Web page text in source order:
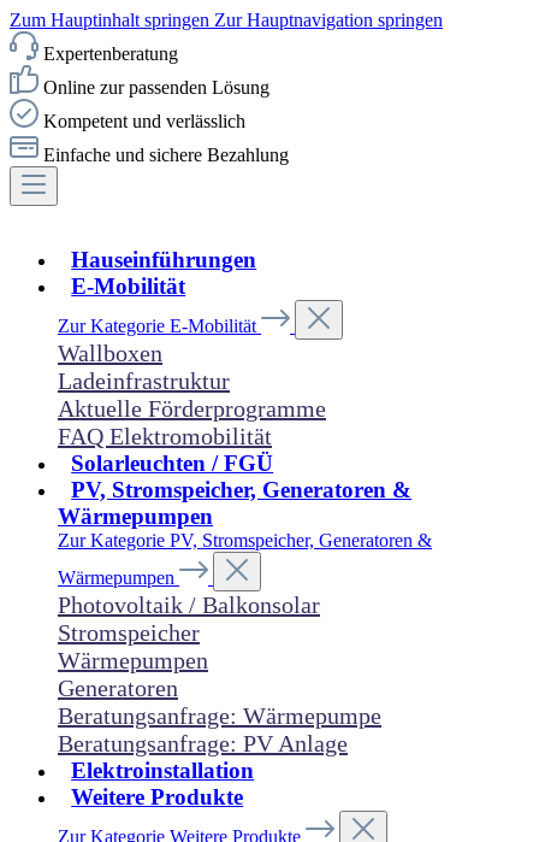
Zum Hauptinhalt springen Zur Hauptnavigation springen
Expertenberatung
Online zur passenden Lösung
Kompetent und verlässlich
Einfache und sichere Bezahlung
Hauseinführungen
E-Mobilität
Zur Kategorie E-Mobilität
Wallboxen
Ladeinfrastruktur
Aktuelle Förderprogramme
FAQ Elektromobilität
Solarleuchten / FGÜ
PV, Stromspeicher, Generatoren &
Wärmepumpen
Zur Kategorie PV, Stromspeicher, Generatoren &
Wärmepumpen
Photovoltaik / Balkonsolar
Stromspeicher
Wärmepumpen
Generatoren
Beratungsanfrage: Wärmepumpe
Beratungsanfrage: PV Anlage
Elektroinstallation
Weitere Produkte
Zur Kategorie Weitere Produkte